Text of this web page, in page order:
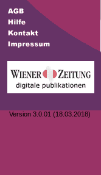
Version 3.0.01 (18.03.2018)